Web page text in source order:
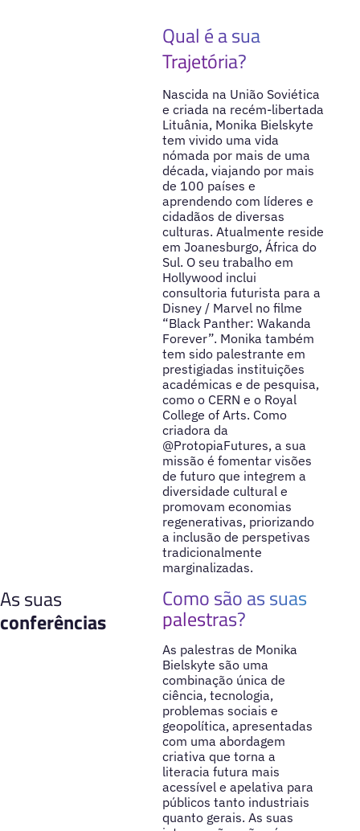
Qual é a sua
Trajetória?
Nascida na União Soviética
e criada na recém-libertada
Lituânia, Monika Bielskyte
tem vivido uma vida
nómada por mais de uma
década, viajando por mais
de 100 países e
aprendendo com líderes e
cidadãos de diversas
culturas. Atualmente reside
em Joanesburgo, África do
Sul. O seu trabalho em
Hollywood inclui
consultoria futurista para a
Disney / Marvel no filme
“Black Panther: Wakanda
Forever”. Monika também
tem sido palestrante em
prestigiadas instituições
académicas e de pesquisa,
como o CERN e o Royal
College of Arts. Como
criadora da
@ProtopiaFutures, a sua
missão é fomentar visões
de futuro que integrem a
diversidade cultural e
promovam economias
regenerativas, priorizando
a inclusão de perspetivas
tradicionalmente
marginalizadas.
As suas
conferências
Como são as suas
palestras?
As palestras de Monika
Bielskyte são uma
combinação única de
ciência, tecnologia,
problemas sociais e
geopolítica, apresentadas
com uma abordagem
criativa que torna a
literacia futura mais
acessível e apelativa para
públicos tanto industriais
quanto gerais. As suas